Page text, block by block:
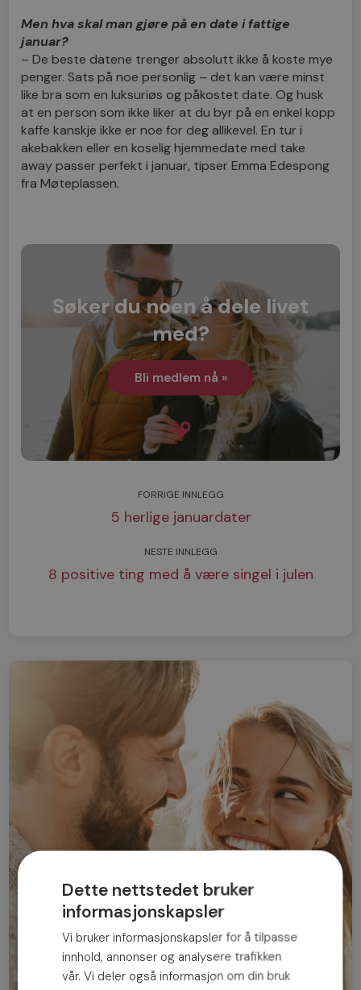
Men hva skal man gjøre på en date i fattige
januar?
– De beste datene trenger absolutt ikke å koste mye
penger. Sats på noe personlig – det kan være minst
like bra som en luksuriøs og påkostet date. Og husk
at en person som ikke liker at du byr på en enkel kopp
kaffe kanskje ikke er noe for deg allikevel. En tur i
akebakken eller en koselig hjemmedate med take
away passer perfekt i januar, tipser Emma Edespong
fra Møteplassen.
Søker du noen å dele livet
med?
Bli medlem nå »
FORRIGE INNLEGG
5 herlige januardater
NESTE INNLEGG
8 positive ting med å være singel i julen
Dette nettstedet bruker
informasjonskapsler
Vi bruker informasjonskapsler for å tilpasse
innhold, annonser og analysere trafikken
vår. Vi deler også informasjon om din bruk